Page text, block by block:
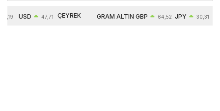
USD 47,71 ÇEYREK GRAM ALTIN GBP 64,52 JPY 30,31